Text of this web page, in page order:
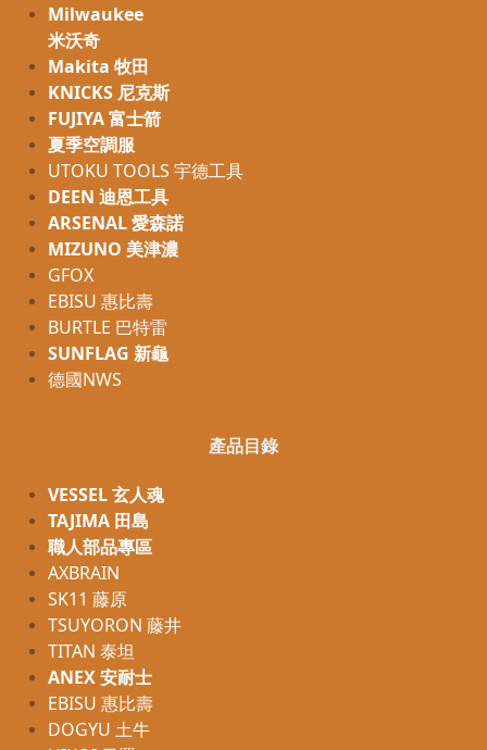
Milwaukee
米沃奇
Makita 牧田
KNICKS 尼克斯
FUJIYA 富士箭
夏季空調服
UTOKU TOOLS 宇德工具
DEEN 迪恩工具
ARSENAL 愛森諾
MIZUNO 美津濃
GFOX
EBISU 惠比壽
BURTLE 巴特雷
SUNFLAG 新龜
德國NWS
產品目錄
VESSEL 玄人魂
TAJIMA 田島
職人部品專區
AXBRAIN
SK11 藤原
TSUYORON 藤井
TITAN 泰坦
ANEX 安耐士
EBISU 惠比壽
DOGYU 土牛